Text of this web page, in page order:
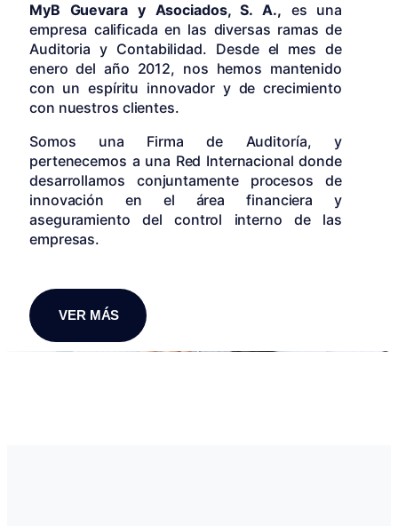
MyB Guevara y Asociados, S. A., es una
empresa calificada en las diversas ramas de
Auditoria y Contabilidad. Desde el mes de
enero del año 2012, nos hemos mantenido
con un espíritu innovador y de crecimiento
con nuestros clientes.
Somos una Firma de Auditoría, y
pertenecemos a una Red Internacional donde
desarrollamos conjuntamente procesos de
innovación en el área financiera y
aseguramiento del control interno de las
empresas.
VER MÁS